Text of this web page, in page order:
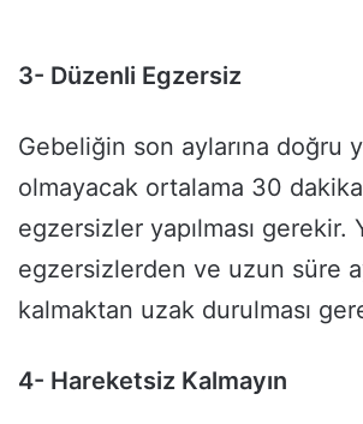
3- Düzenli Egzersiz
Gebeliğin son aylarına doğru
olmayacak ortalama 30
egzersizler yapılması gerekir.
egzersizlerden ve uzun süre
kalmaktan uzak durulması
4- Hareketsiz Kalmayın